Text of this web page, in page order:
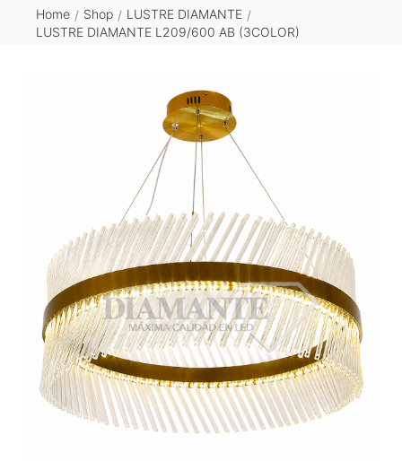
Home / Shop / LUSTRE DIAMANTE /
LUSTRE DIAMANTE L209/600 AB (3COLOR)